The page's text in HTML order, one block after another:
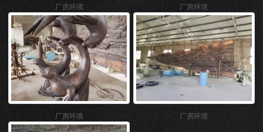
厂房环境 厂房环境
厂房环境 厂房环境